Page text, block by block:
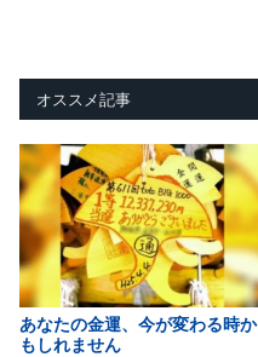
オススメ記事
あなたの金運、今が変わる時か
もしれません